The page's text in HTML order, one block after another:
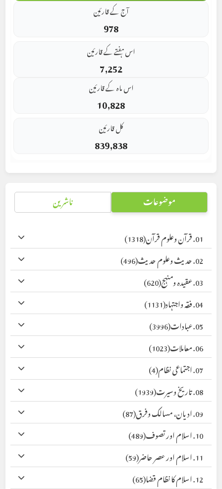
آج کے قارئین
978
اس ہفتے کے قارئین
7,252
اس ماہ کے قارئین
10,828
کل قارئین
839,838
موضوعات ناشرین
01. قرآن وعلوم قرآن
(1318)
02. حدیث وعلوم حدیث
(496)
03. عقیدہ ومنہج
(620)
04. فقہ واجتہاد
(1131)
05. عبادات
(3996)
06. معاملات
(1023)
07. اجتماعی نظام
(4)
08. تاریخ وسیرت
(1939)
09. ادیان، مسالک وفرق
(87)
10. اسلام اور تصوف
(489)
11. اسلام اور عصر حاضر
(59)
12. اسلام کا نظام قضا
(65)